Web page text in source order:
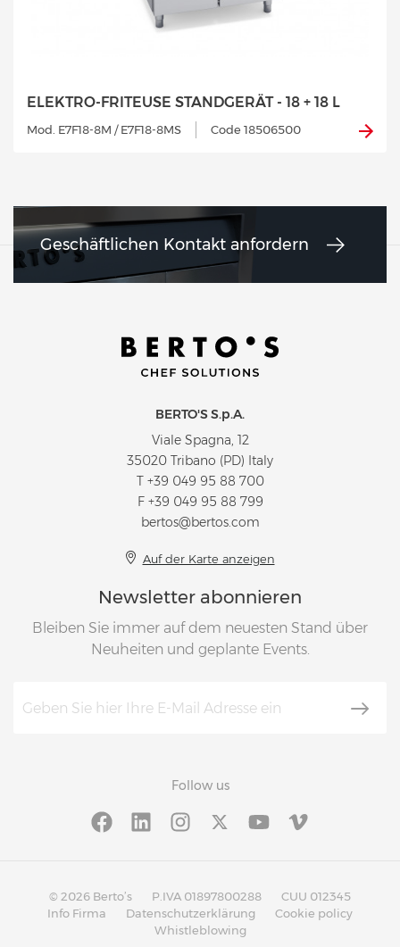
ELEKTRO-FRITEUSE STANDGERÄT - 18 + 18 L
Mod. E7F18-8M / E7F18-8MS Code 18506500
Geschäftlichen Kontakt anfordern
BERTO'S S.p.A.
Viale Spagna, 12
35020 Tribano (PD) Italy
T +39 049 95 88 700
F +39 049 95 88 799
bertos@bertos.com
Auf der Karte anzeigen
Newsletter abonnieren
Bleiben Sie immer auf dem neuesten Stand über
Neuheiten und geplante Events.
Follow us
© 2026 Berto’s P.IVA 01897800288
CUU 012345
Info Firma
Datenschutzerklärung
Cookie policy
Whistleblowing